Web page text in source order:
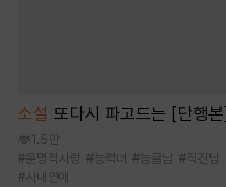
소설 또다시 파고드는 [단행본]
1.5만
#운명적사랑 #능력녀 #능글남 #직진남
#사내연애